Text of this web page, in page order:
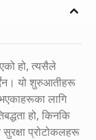
हो, त्यसैले
यो शुरुआतीहरू
लागि
हो, किनकि
सुरक्षा प्रोटोकलहरू